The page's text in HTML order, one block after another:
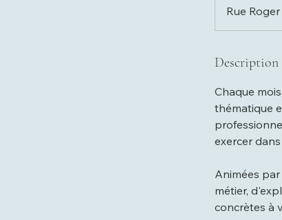
Rue
Description
Chaque
thématique
exercer
Animées
métier,
concrètes à